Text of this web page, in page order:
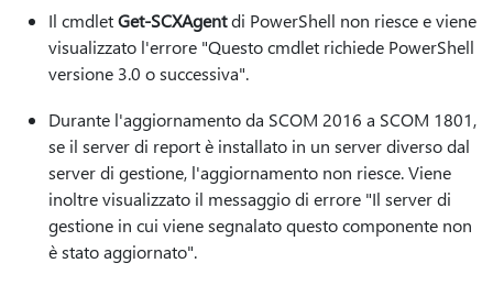
Il cmdletGet-SCXAgentdi PowerShell non riesce e viene
visualizzato l'errore "Questo cmdlet richiede PowerShell
versione 3.0 o successiva".
Durante l'aggiornamento da SCOM 2016 a SCOM 1801,
se il server di report è installato in un server diverso dal
server di gestione, l'aggiornamento non riesce. Viene
inoltre visualizzato il messaggio di errore "Il server di
gestione in cui viene segnalato questo componente non
è stato aggiornato".